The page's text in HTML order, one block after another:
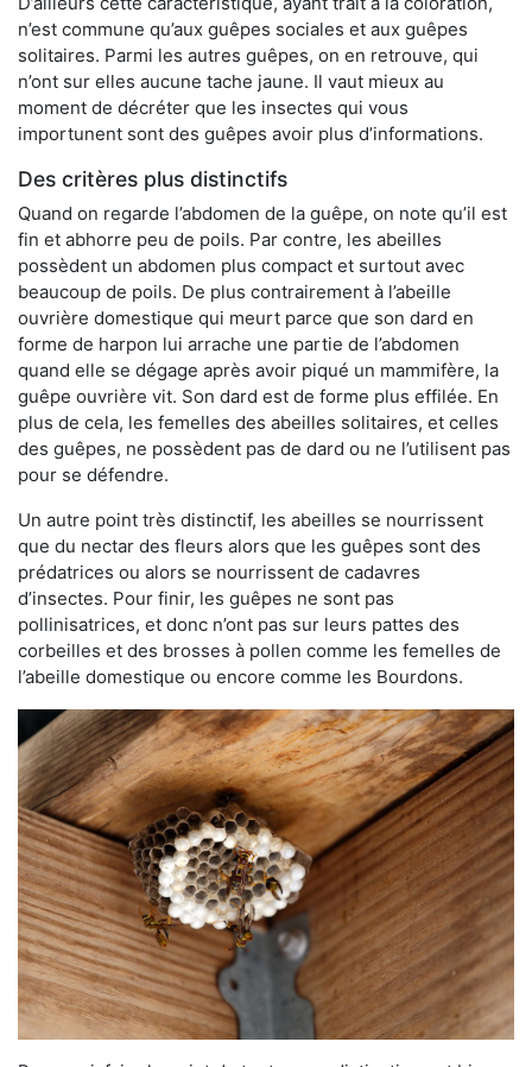
n’est commune qu’aux guêpes sociales et aux guêpes
solitaires. Parmi les autres guêpes, on en retrouve, qui
n’ont sur elles aucune tache jaune. Il vaut mieux au
moment de décréter que les insectes qui vous
importunent sont des guêpes avoir plus d’informations.
Des critères plus distinctifs
Quand on regarde l’abdomen de la guêpe, on note qu’il est
fin et abhorre peu de poils. Par contre, les abeilles
possèdent un abdomen plus compact et surtout avec
beaucoup de poils. De plus contrairement à l’abeille
ouvrière domestique qui meurt parce que son dard en
forme de harpon lui arrache une partie de l’abdomen
quand elle se dégage après avoir piqué un mammifère, la
guêpe ouvrière vit. Son dard est de forme plus effilée. En
plus de cela, les femelles des abeilles solitaires, et celles
des guêpes, ne possèdent pas de dard ou ne l’utilisent pas
pour se défendre.
Un autre point très distinctif, les abeilles se nourrissent
que du nectar des fleurs alors que les guêpes sont des
prédatrices ou alors se nourrissent de cadavres
d’insectes. Pour finir, les guêpes ne sont pas
pollinisatrices, et donc n’ont pas sur leurs pattes des
corbeilles et des brosses à pollen comme les femelles de
l’abeille domestique ou encore comme les Bourdons.